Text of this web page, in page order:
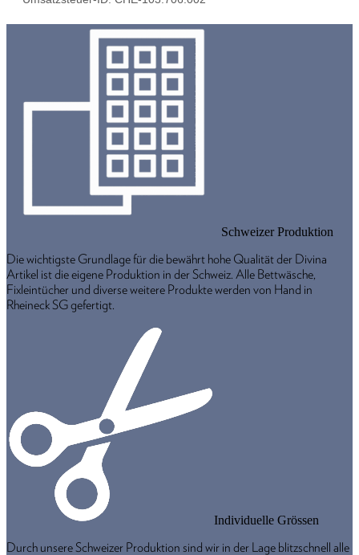
Schweizer Produktion
Die wichtigste Grundlage für die bewährt hohe Qualität der Divina
Artikel ist die eigene Produktion in der Schweiz. Alle Bettwäsche,
Fixleintücher und diverse weitere Produkte werden von Hand in
Rheineck SG gefertigt.
Individuelle Grössen
Durch unsere Schweizer Produktion sind wir in der Lage blitzschnell alle